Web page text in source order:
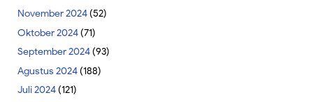
November 2024(52)
Oktober 2024(71)
September 2024(93)
Agustus 2024(188)
Juli 2024(121)